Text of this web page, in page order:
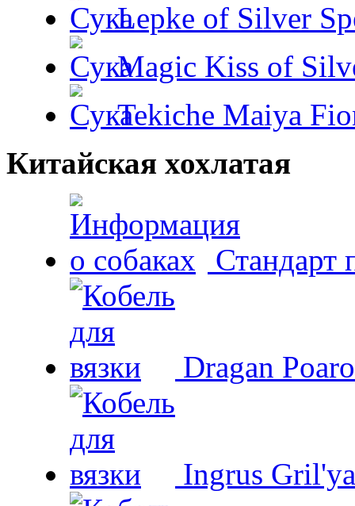
Lepke of Silver
Magic Kiss of
Tekiche Maiya
Китайская хохлатая
Dragan
Ingrus